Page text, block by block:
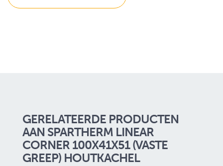
GERELATEERDE PRODUCTEN
AAN SPARTHERM LINEAR
CORNER 100X41X51 (VASTE
GREEP) HOUTKACHEL